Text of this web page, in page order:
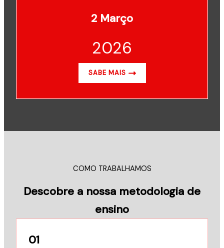
2 Março
2026
SABE MAIS
COMO TRABALHAMOS
Descobre a nossa metodologia de
ensino
01